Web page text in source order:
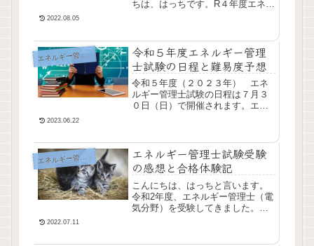
ちは、はっちです。R４年度エネル
ベンジャーズと言わ...
2022.08.05
エ
ネルギー管理士
令和５年度エネルギー管理
士試験の日程と難易度予想
令和５年度（２０２３年） エネ
ルギー管理士試験の日程は７月３
０日（日）で開催されます。エネ
う。
2023.06.22
エ
ネルギー管理士
エネルギー管理士試験受験
の感想と合格体験記
こんにちは、はっちと言います。
令和2年度、エネルギー管理士（電
気分野）を受験してきました。電
2022.07.11